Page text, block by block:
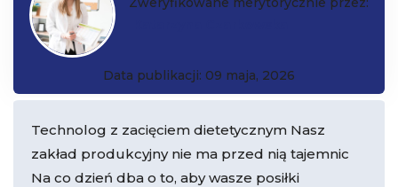
Data publikacji: 09 maja, 2026
Technolog z zacięciem dietetycznym Nasz
zakład produkcyjny nie ma przed nią tajemnic
Na co dzień dba o to, aby wasze posiłki